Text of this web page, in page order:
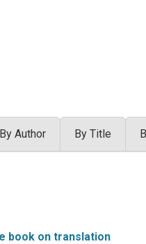
By Author By Title
book on translation